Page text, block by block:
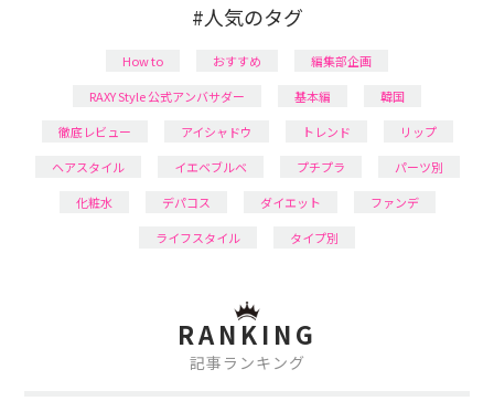
#人気のタグ
How to おすすめ
編集部企画
RAXY Style 公式アンバサダー
基本編
韓国
徹底レビュー
アイシャドウ トレンド
リップ
ヘアスタイル
イエベブルベ プチプラ
パーツ別
化粧水
デパコス ダイエット
ファンデ
ライフスタイル
タイプ別
RANKING
記事ランキング